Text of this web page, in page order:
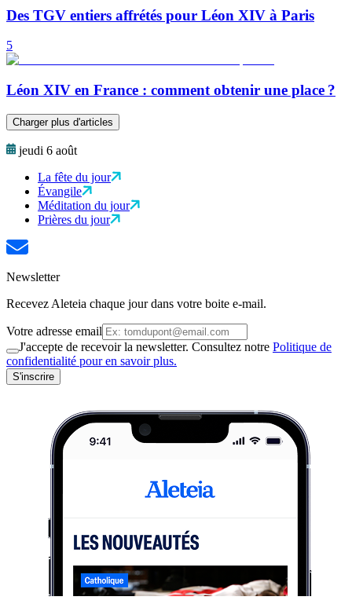
Des TGV entiers affrétés pour Léon XIV à Paris
5
Léon XIV en France : comment obtenir une place ?
Charger plus d'articles
jeudi 6 août
La fête du jour
Évangile
Méditation du jour
Prières du jour
Newsletter
Recevez Aleteia chaque jour dans votre boite e-mail.
Votre adresse email
J'accepte de recevoir la newsletter. Consultez notre Politique de
confidentialité pour en savoir plus.
S'inscrire